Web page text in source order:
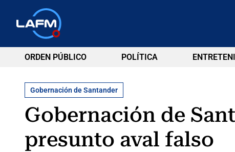
ORDEN PÚBLICO POLÍTICA
Gobernación de Santander
Gobernación de
presunto aval falso